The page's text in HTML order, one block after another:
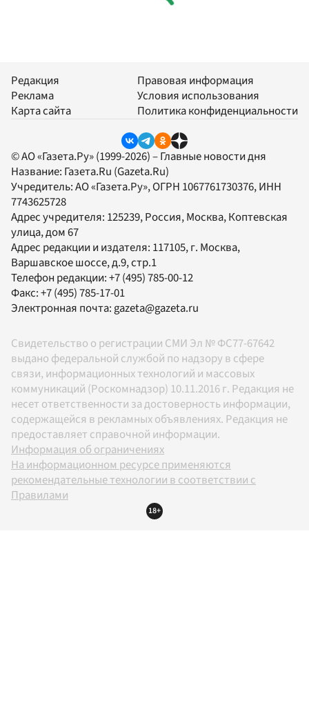
Редакция
Реклама
Карта сайта
Правовая информация
Условия использования
Политика конфиденциальности
© АО «Газета.Ру» (1999-2026) – Главные новости дня
Название: Газета.Ru (Gazeta.Ru)
Учредитель:АО «Газета.Ру», ОГРН 1067761730376, ИНН
7743625728
Адрес учредителя: 125239, Россия, Москва, Коптевская
улица, дом 67
Адрес редакции и издателя: 117105, г. Москва,
Варшавское шоссе, д.9, стр.1
Телефон редакции:+7 (495) 785-00-12
Факс:+7 (495) 785-17-01
Электронная почта:gazeta@gazeta.ru
Свидетельство о регистрации СМИ Эл № ФС77-67642
выдано федеральной службой по надзору в сфере
связи, информационных технологий и массовых
коммуникаций (Роскомнадзор) 10.11.2016 г. Редакция не
несет ответственности за достоверность информации,
содержащейся в рекламных объявлениях. Редакция не
предоставляет справочной информации.
Информация об ограничениях
На информационном ресурсе применяются
рекомендательные технологии в соответствии с
Правилами
18+